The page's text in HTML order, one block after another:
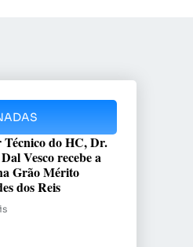
do HC, Dr.
Vesco recebe a
Grão Mérito
dos Reis